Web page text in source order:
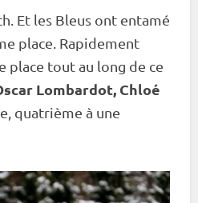
Et les Bleus ont entamé
place. Rapidement
place tout au long de ce
Lombardot, Chloé
quatrième à une